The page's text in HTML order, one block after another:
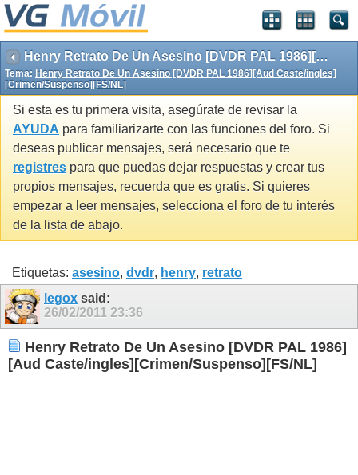
Henry Retrato De Un Asesino [DVDR PAL 1986][Aud Caste/ingles][Crimen/Suspenso][FS/NL]
Tema: Henry Retrato De Un Asesino [DVDR PAL 1986][Aud Caste/ingles]
[Crimen/Suspenso][FS/NL]
Si esta es tu primera visita, asegúrate de revisar la
AYUDA para familiarizarte con las funciones del foro. Si
deseas publicar mensajes, será necesario que te
registres para que puedas dejar respuestas y crear tus
propios mensajes, recuerda que es gratis. Si quieres
empezar a leer mensajes, selecciona el foro de tu interés
de la lista de abajo.
Etiquetas: asesino, dvdr, henry, retrato
legox said:
26/02/2011 23:36
Henry Retrato De Un Asesino [DVDR PAL 1986]
[Aud Caste/ingles][Crimen/Suspenso][FS/NL]